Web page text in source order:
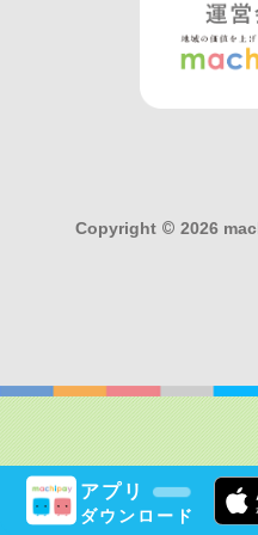
アプリ
ダウンロード
Copyright © 2026